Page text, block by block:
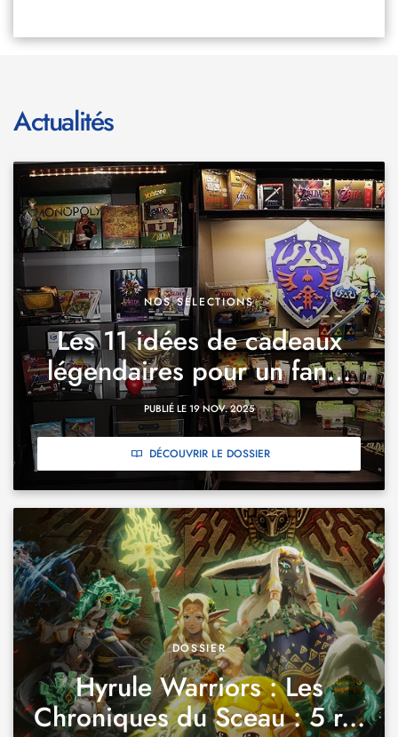
Actualités
NOS SÉLECTIONS
Les 11 idées de cadeaux
légendaires pour un fan...
PUBLIÉ LE 19 NOV. 2025
DÉCOUVRIR LE DOSSIER
DOSSIER
Hyrule Warriors : Les
Chroniques du Sceau : 5 r...